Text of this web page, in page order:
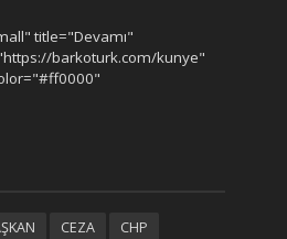
title="Devamı"
barkoturk.com/kunye"
CEZA
CHP